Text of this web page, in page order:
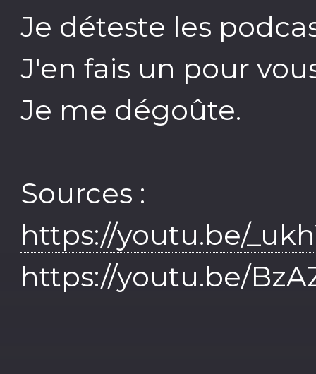
Je déteste les
J'en fais un pour
Je me dégoûte.
Sources :
https://youtu.be/
https://youtu.be/